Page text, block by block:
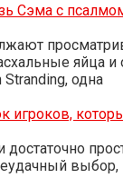
Сэма с
яйца и
одна